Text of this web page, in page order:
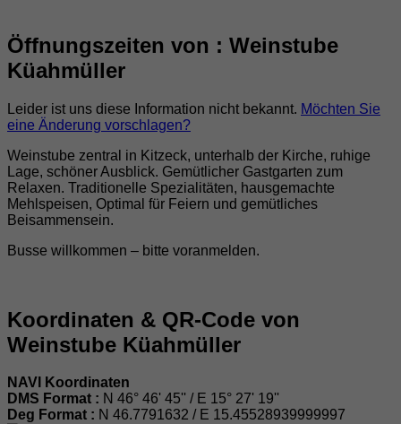
Öffnungszeiten von : Weinstube
Küahmüller
Leider ist uns diese Information nicht bekannt. Möchten Sie
eine Änderung vorschlagen?
Weinstube zentral in Kitzeck, unterhalb der Kirche, ruhige
Lage, schöner Ausblick. Gemütlicher Gastgarten zum
Relaxen. Traditionelle Spezialitäten, hausgemachte
Mehlspeisen, Optimal für Feiern und gemütliches
Beisammensein.
Busse willkommen – bitte voranmelden.
Koordinaten & QR-Code von
Weinstube Küahmüller
NAVI Koordinaten
DMS Format : N 46° 46' 45'' / E 15° 27' 19''
Deg Format : N 46.7791632 / E 15.45528939999997